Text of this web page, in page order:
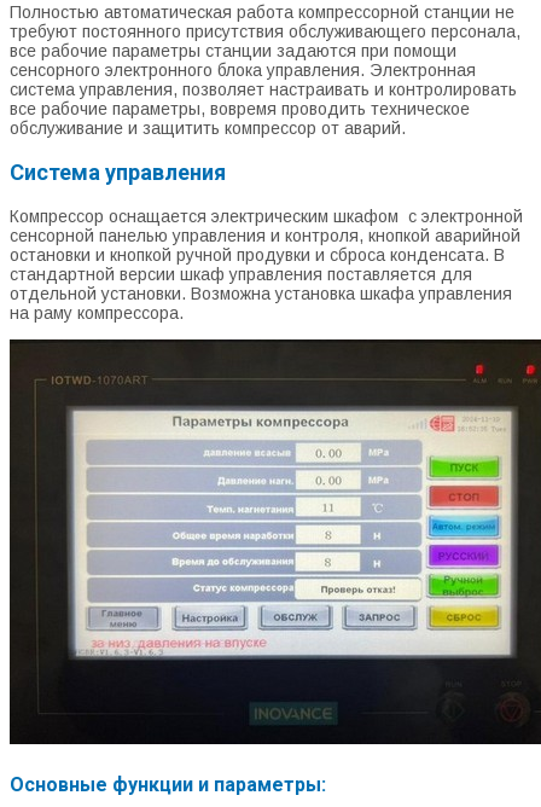
Полностью автоматическая работа компрессорной станции не
требуют постоянного присутствия обслуживающего персонала,
все рабочие параметры станции задаются при помощи
сенсорного электронного блока управления. Электронная
система управления, позволяет настраивать и контролировать
все рабочие параметры, вовремя проводить техническое
обслуживание и защитить компрессор от аварий.
Система управления
Компрессор оснащается электрическим шкафом с электронной
сенсорной панелью управления и контроля, кнопкой аварийной
остановки и кнопкой ручной продувки и сброса конденсата. В
стандартной версии шкаф управления поставляется для
отдельной установки. Возможна установка шкафа управления
на раму компрессора.
Основные функции и параметры: